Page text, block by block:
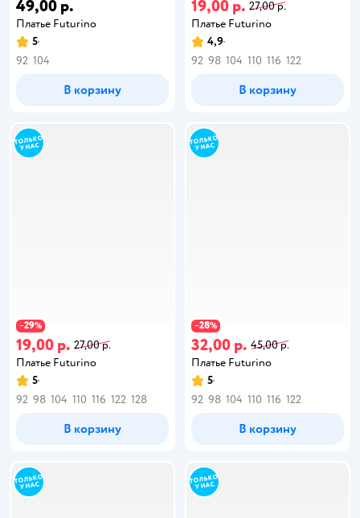
49,00 р.
Платье Futurino
5
92 104
В корзину
19,00 р. 27,00 р.
Платье Futurino
4,9
92 98 104 110 116 122
В корзину
−29%
19,00 р. 27,00 р.
Платье Futurino
5
92 98 104 110 116 122 128
В корзину
−28%
32,00 р. 45,00 р.
Платье Futurino
5
92 98 104 110 116 122
В корзину